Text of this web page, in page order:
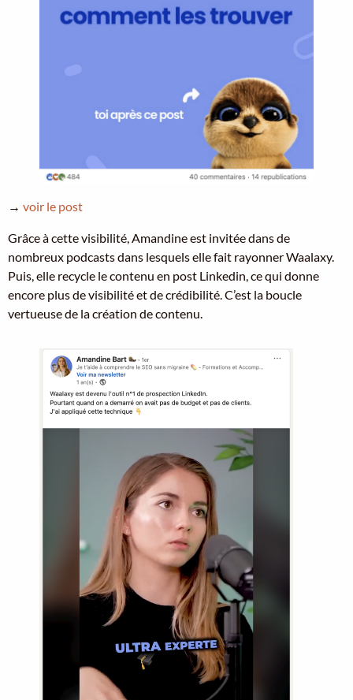
→ voir le post
Grâce à cette visibilité, Amandine est invitée dans de
nombreux podcasts dans lesquels elle fait rayonner Waalaxy.
Puis, elle recycle le contenu en post Linkedin, ce qui donne
encore plus de visibilité et de crédibilité. C’est la boucle
vertueuse de la création de contenu.